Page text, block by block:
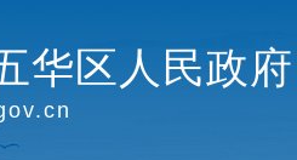
华区人民政府